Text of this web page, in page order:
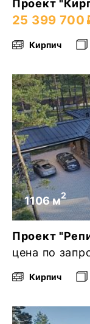
Проект
25 399 700
Кирпич
1106 м2
Проект
цена по
Кирпич